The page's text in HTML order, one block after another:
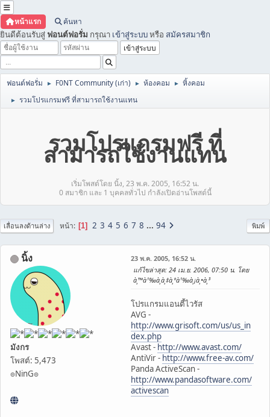
หน้าแรก ค้นหา
ยินดีต้อนรับสู่ ฟอนต์ฟอรั่ม กรุณา เข้าสู่ระบบหรือ สมัครสมาชิก
ฟอนต์ฟอรั่ม ► F0NT Community (เก่า) ► ห้องคอม ► หิ้งคอม
► รวมโปรแกรมฟรี ที่สามารถใช้งานแทน
รวมโปรแกรมฟรี ที่
สามารถใช้งานแทน
เริ่มโพสต์โดย นิ้ง, 23 พ.ค. 2005, 16:52 น.
0 สมาชิก และ 1 บุคคลทั่วไป กำลังเปิดอ่านโพสต์นี้
พิมพ์
เลื่อนลงด้านล่าง หน้า 1 2 3 4 5 6 7 8 ... 94
นิ้ง
มังกร
โพสต์: 5,473
๏NinG๏
23 พ.ค. 2005, 16:52 น.
แก้ไขล่าสุด: 24 เม.ย. 2006, 07:50 น. โดย
à¸™à¹‰à¸­à¸‡à¸ªà¹‰à¸¡à¸•à¸³
โปรแกรมแอนตี้ไวรัส
AVG -
http://www.grisoft.com/us/us_in
dex.php
Avast - http://www.avast.com/
AntiVir - http://www.free-av.com/
Panda ActiveScan -
http://www.pandasoftware.com/
activescan